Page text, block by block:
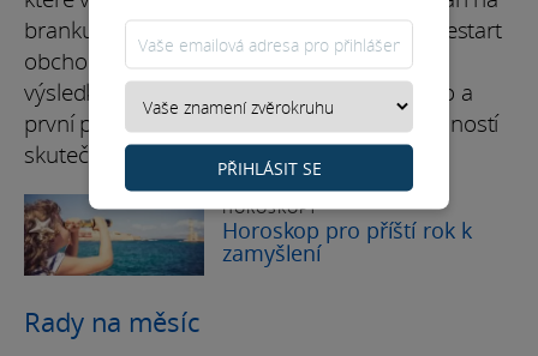
branku. Krásný začátek v září se hodí pro restart
obchodů a může přinést opravdu plodné
výsledky. Osamostatnění si najde své místo a
první polovina měsíce bude z hlediska možností
skutečně nejvýživnější.
HOROSKOPY
Horoskop pro příští rok k
zamyšlení
Rady na měsíc
PŘIHLÁSIT SE